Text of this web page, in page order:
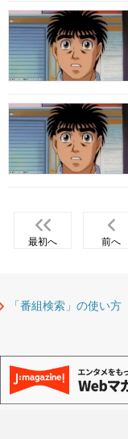
最初へ 前へ
「番組検索」の使い方